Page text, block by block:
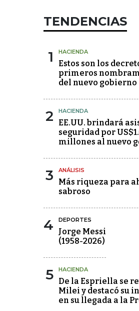
TENDENCIAS
1 HACIENDA
Estos son los
primeros
del nuevo gobierno
2 HACIENDA
EE.UU. brindará
seguridad por
millones al nuevo
3 ANÁLISIS
Más riqueza para
sabroso
4 DEPORTES
Jorge Messi
(1958-2026)
5 HACIENDA
De la Espriella se
Milei y destacó su
en su llegada a la